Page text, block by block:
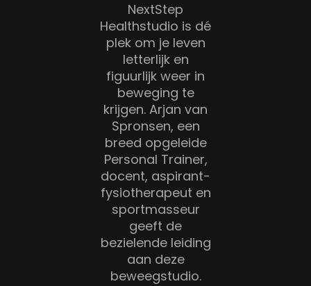
NextStep
Healthstudio is dé
plek om je leven
letterlijk en
figuurlijk weer in
beweging te
krijgen. Arjan van
Spronsen, een
breed opgeleide
Personal Trainer,
docent, aspirant-
fysiotherapeut en
sportmasseur
geeft de
bezielende leiding
aan deze
beweegstudio.